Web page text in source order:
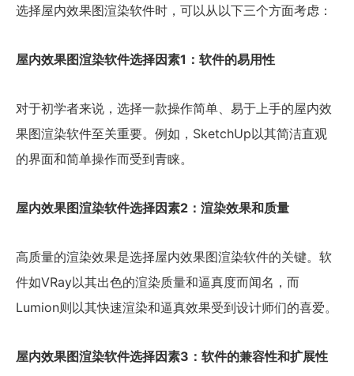
选择屋内效果图渲染软件时，可以从以下三个方面考虑：
屋内效果图渲染软件选择因素1：软件的易用性
对于初学者来说，选择一款操作简单、易于上手的屋内效
果图渲染软件至关重要。例如，SketchUp以其简洁直观
的界面和简单操作而受到青睐。
屋内效果图渲染软件选择因素2：渲染效果和质量
高质量的渲染效果是选择屋内效果图渲染软件的关键。软
件如VRay以其出色的渲染质量和逼真度而闻名，而
Lumion则以其快速渲染和逼真效果受到设计师们的喜爱。
屋内效果图渲染软件选择因素3：软件的兼容性和扩展性